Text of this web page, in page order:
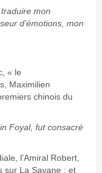
mon
d’émotions, mon
« le
Maximilien
chinois du
Foyal, fut consacré
l’Amiral Robert,
sur La Savane ; et